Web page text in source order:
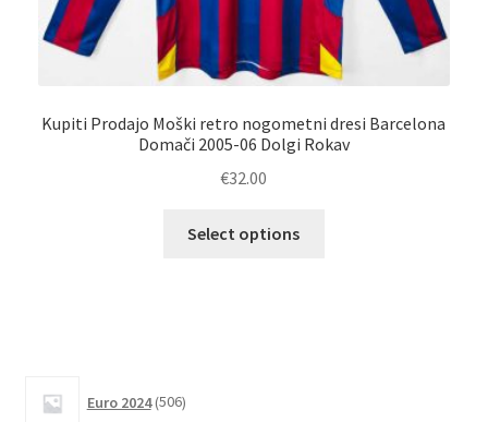
Kupiti Prodajo Moški retro nogometni dresi Barcelona
Domači 2005-06 Dolgi Rokav
€32.00
Select options
Euro 2024 506izdelkov